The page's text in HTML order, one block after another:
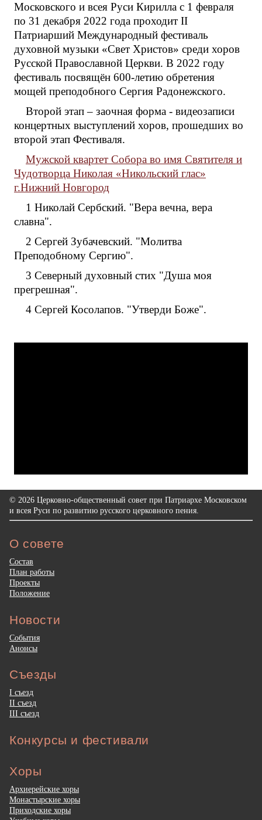
Московского и всея Руси Кирилла с 1 февраля
по 31 декабря 2022 года проходит II
Патриарший Международный фестиваль
духовной музыки «Свет Христов» среди хоров
Русской Православной Церкви. В 2022 году
фестиваль посвящён 600-летию обретения
мощей преподобного Сергия Радонежского.
Второй этап – заочная форма - видеозаписи
концертных выступлений хоров, прошедших во
второй этап Фестиваля.
Мужской квартет Собора во имя Святителя и
Чудотворца Николая «Никольский глас»
г.Нижний Новгород
1 Николай Сербский. "Вера вечна, вера
славна".
2 Сергей Зубачевский. "Молитва
Преподобному Сергию".
3 Северный духовный стих "Душа моя
прегрешная".
4 Сергей Косолапов. "Утверди Боже".
© 2026 Церковно-общественный совет при Патриархе Московском
и всея Руси по развитию русского церковного пения.
О совете
Состав
План работы
Проекты
Положение
Новости
События
Анонсы
Съезды
I съезд
II съезд
III съезд
Конкурсы и фестивали
Хоры
Архиерейские хоры
Монастырские хоры
Приходские хоры